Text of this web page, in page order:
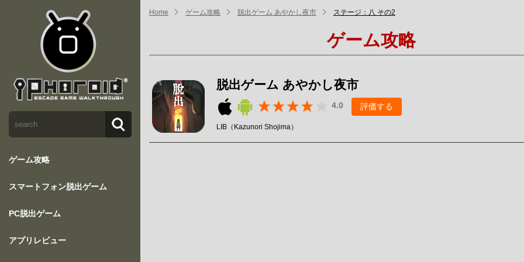
ゲーム攻略
スマートフォン脱出ゲーム
PC脱出ゲーム
アプリレビュー
Home ゲーム攻略 脱出ゲーム あやかし夜市 ステージ：八 その2
ゲーム攻略
脱出ゲーム あやかし夜市
4.0 評価する
LIB（Kazunori Shojima）